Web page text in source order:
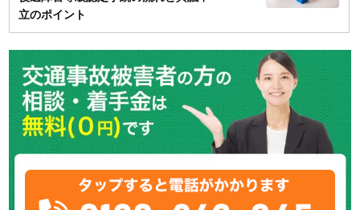
立のポイント